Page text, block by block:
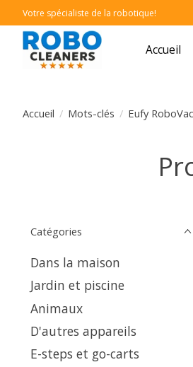
Votre spécialiste de la robotique!
Accueil
Accueil / Mots-clés / Eufy
Catégories
Dans la maison
Jardin et piscine
Animaux
D'autres appareils
E-steps et go-carts